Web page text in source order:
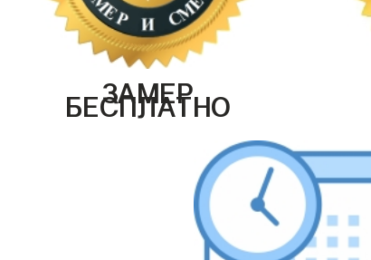
ЗАМЕР
БЕСПЛАТНО